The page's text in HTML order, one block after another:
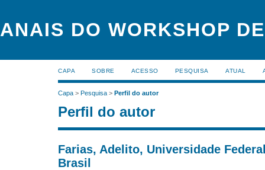
ANAIS DO WORKSHOP
CAPA SOBRE ACESSO PESQUISA ATUAL
Capa > Pesquisa > Perfil do autor
Perfil do autor
Farias, Adelito, Universidade
Brasil